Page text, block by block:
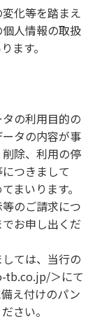
化等を踏まえ
人情報の取扱
ます。
の利用目的の
タの内容が事
除、利用の停
つきまして
まいります。
のご請求につ
お申し出くだ
ては、当行の
tb.co.jp/＞にて
え付けのパン
さい。